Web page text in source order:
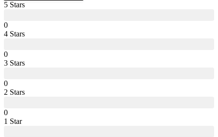
5 Stars
0
4 Stars
0
3 Stars
0
2 Stars
0
1 Star